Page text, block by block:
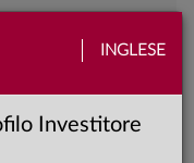
INGLESE
Investitore
Toggle